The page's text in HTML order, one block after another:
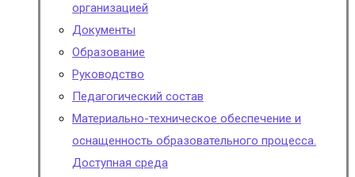
организацией
Документы
Образование
Руководство
Педагогический состав
Материально-техническое обеспечение и
оснащенность образовательного процесса.
Доступная среда